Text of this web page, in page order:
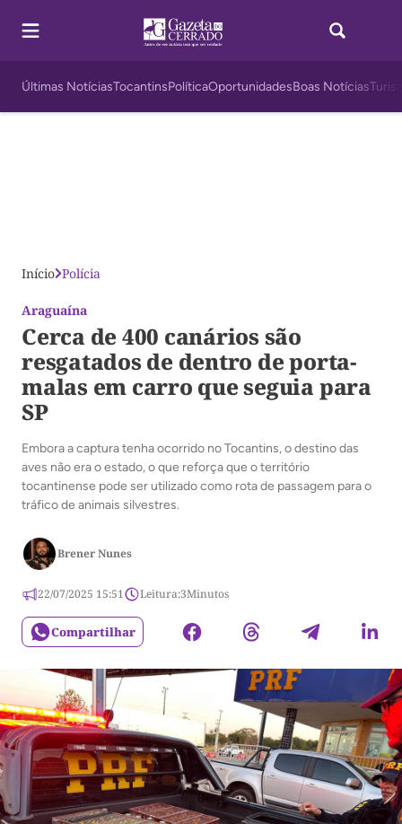
Últimas NotíciasTocantinsPolíticaOportunidadesBoas Notícias
Início Polícia
Araguaína
Cerca de 400 canários são
resgatados de dentro de porta-
malas em carro que seguia para
SP
Embora a captura tenha ocorrido no Tocantins, o destino das
aves não era o estado, o que reforça que o território
tocantinense pode ser utilizado como rota de passagem para o
tráfico de animais silvestres.
Brener Nunes
22/07/2025 15:51 Leitura:3Minutos
Compartilhar